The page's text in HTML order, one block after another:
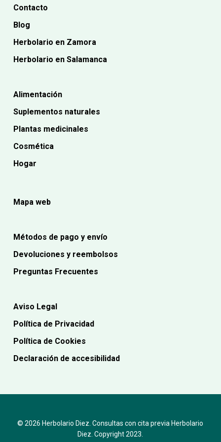
Contacto
Blog
Herbolario en Zamora
Herbolario en Salamanca
Alimentación
Suplementos naturales
Plantas medicinales
Cosmética
Hogar
Mapa web
Métodos de pago y envío
Devoluciones y reembolsos
Preguntas Frecuentes
Aviso Legal
Política de Privacidad
Política de Cookies
Declaración de accesibilidad
© 2026 Herbolario Diez. Consultas con cita previa Herbolario
Diez. Copyright 2023.